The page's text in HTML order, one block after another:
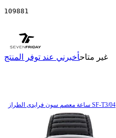
109881
غير متاحأخبرني عند توفر المنتج
ساعة معصم سون فرایدی الطراز SF-T3/04